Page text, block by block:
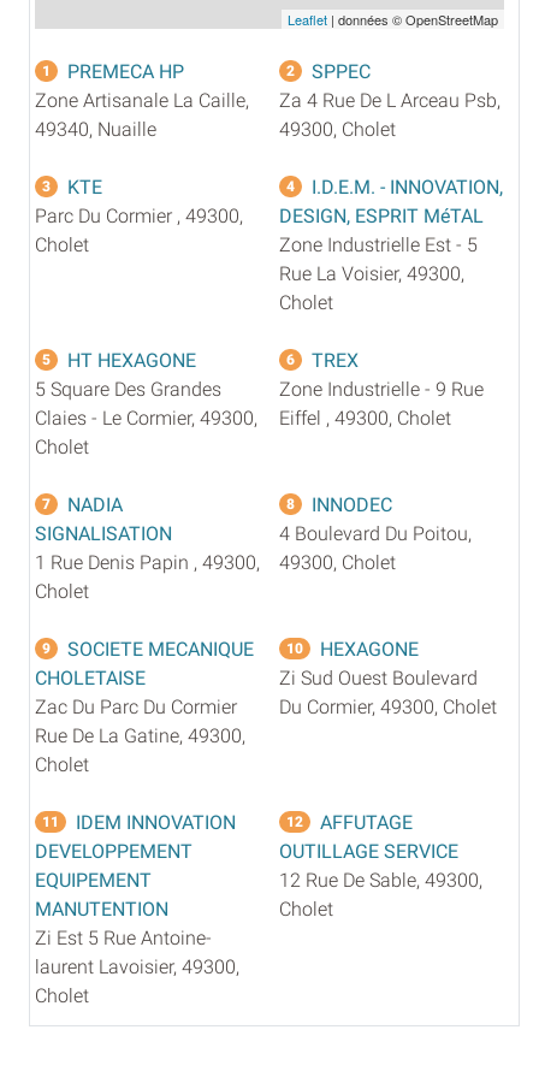
Leaflet | données © OpenStreetMap
1
PREMECA HP
Zone Artisanale La Caille,
49340, Nuaille
2
SPPEC
Za 4 Rue De L Arceau Psb,
49300, Cholet
3
KTE
Parc Du Cormier , 49300,
Cholet
4
I.D.E.M. - INNOVATION,
DESIGN, ESPRIT MéTAL
Zone Industrielle Est - 5
Rue La Voisier, 49300,
Cholet
5
HT HEXAGONE
5 Square Des Grandes
Claies - Le Cormier, 49300,
Cholet
6
TREX
Zone Industrielle - 9 Rue
Eiffel , 49300, Cholet
7
NADIA
SIGNALISATION
1 Rue Denis Papin , 49300,
Cholet
8
INNODEC
4 Boulevard Du Poitou,
49300, Cholet
9
SOCIETE MECANIQUE
CHOLETAISE
Zac Du Parc Du Cormier
Rue De La Gatine, 49300,
Cholet
10
HEXAGONE
Zi Sud Ouest Boulevard
Du Cormier, 49300, Cholet
11
IDEM INNOVATION
DEVELOPPEMENT
EQUIPEMENT
MANUTENTION
Zi Est 5 Rue Antoine-
laurent Lavoisier, 49300,
Cholet
12
AFFUTAGE
OUTILLAGE SERVICE
12 Rue De Sable, 49300,
Cholet